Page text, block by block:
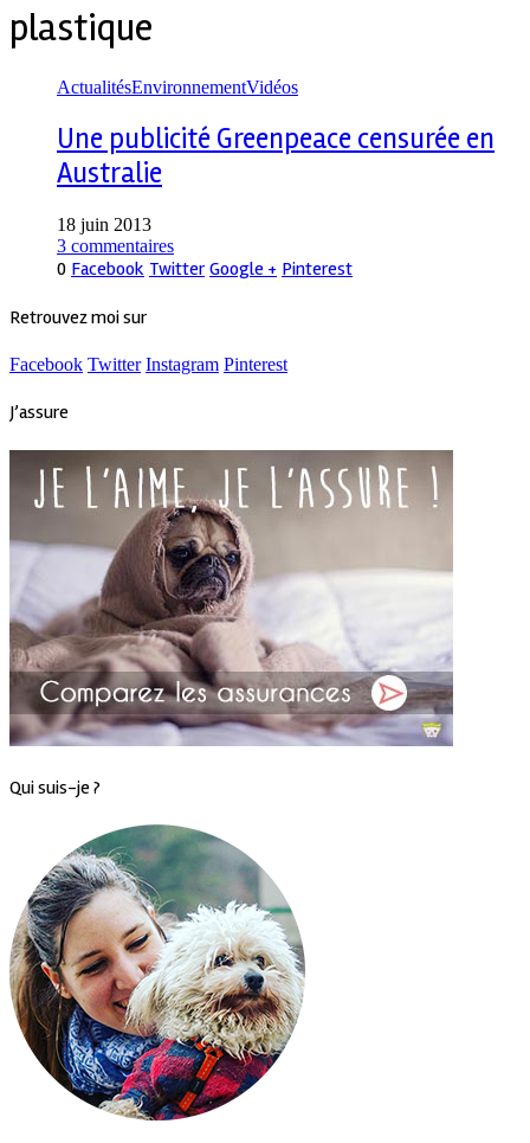
plastique
ActualitésEnvironnementVidéos
Une publicité Greenpeace censurée en
Australie
18 juin 2013
3 commentaires
0 Facebook Twitter Google + Pinterest
Retrouvez moi sur
Facebook Twitter Instagram Pinterest
J’assure
Qui suis-je ?